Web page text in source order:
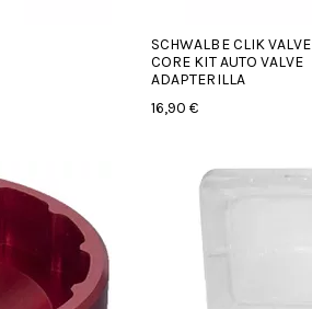
SCHWALBE CLIK VALVE
CORE KIT AUTO VALVE
ADAPTERILLA
16,90 €